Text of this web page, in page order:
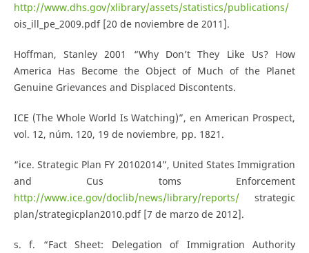
http://www.dhs.gov/xlibrary/assets/statistics/publications/
ois_ill_pe_2009.pdf [20 de noviembre de 2011].
Hoffman, Stanley 2001 “Why Don’t They Like Us? How
America Has Become the Object of Much of the Planet
Genuine Grievances and Displaced Discontents.
ICE (The Whole World Is Watching)”, en American Prospect,
vol. 12, núm. 120, 19 de noviembre, pp. 18­21.
“ice. Strategic Plan FY 2010­2014”, United States Immigration
and Cus­ toms Enforcement
http://www.ice.gov/doclib/news/library/reports/strategic
plan/strategic­plan­2010.pdf [7 de marzo de 2012].
s. f. “Fact Sheet: Delegation of Immigration Authority